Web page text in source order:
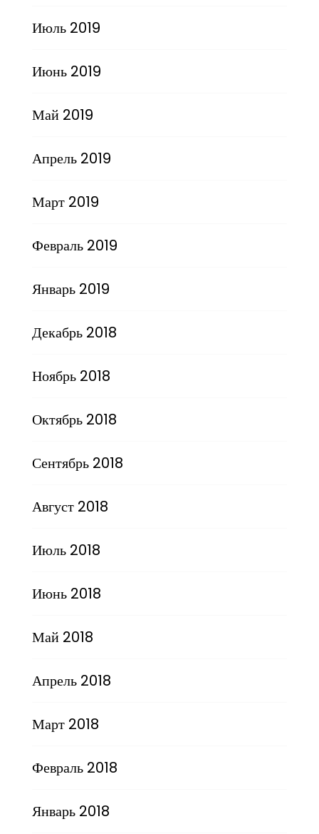
Июль 2019
Июнь 2019
Май 2019
Апрель 2019
Март 2019
Февраль 2019
Январь 2019
Декабрь 2018
Ноябрь 2018
Октябрь 2018
Сентябрь 2018
Август 2018
Июль 2018
Июнь 2018
Май 2018
Апрель 2018
Март 2018
Февраль 2018
Январь 2018